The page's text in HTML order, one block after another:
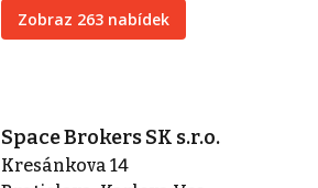
Zobraz 263 nabídek
Space Brokers SK s.r.o.
Kresánkova 14